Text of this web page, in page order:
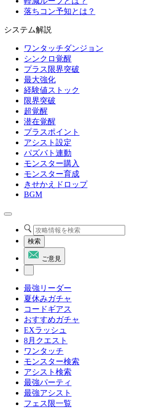
落ちコン予知とは？
システム解説
ワンタッチダンジョン
シンクロ覚醒
プラス限界突破
最大強化
経験値ストック
限界突破
超覚醒
潜在覚醒
プラスポイント
アシスト設定
パズバト連動
モンスター購入
モンスター育成
きせかえドロップ
BGM
検索
ご意見
最強リーダー
夏休みガチャ
コードギアス
おすすめガチャ
EXラッシュ
8月クエスト
ワンタッチ
モンスター検索
アシスト検索
最強パーティ
最強アシスト
フェス限一覧